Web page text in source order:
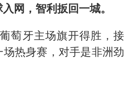
网，智利扳回一城。
萄牙主场旗开得胜，接
热身赛，对手是非洲劲